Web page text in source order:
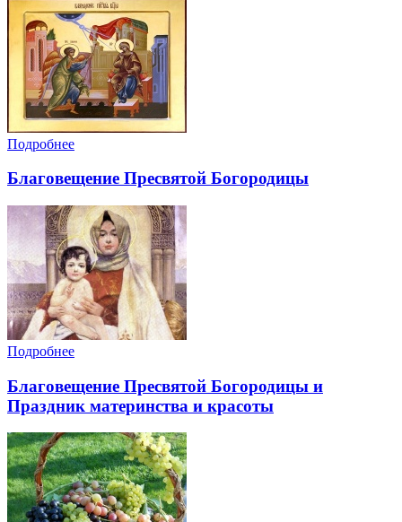
Подробнее
Благовещение Пресвятой Богородицы
Подробнее
Благовещение Пресвятой Богородицы и
Праздник материнства и красоты